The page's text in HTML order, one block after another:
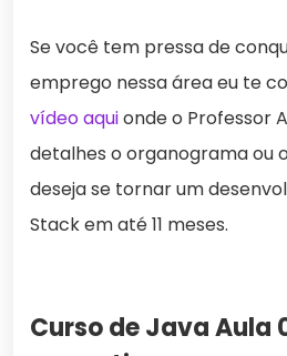
Se você tem pressa de
emprego nessa área eu te
vídeo aquionde o Professor
detalhes o organograma ou
deseja se tornar um
Stack em até 11 meses.
Curso de Java Aula